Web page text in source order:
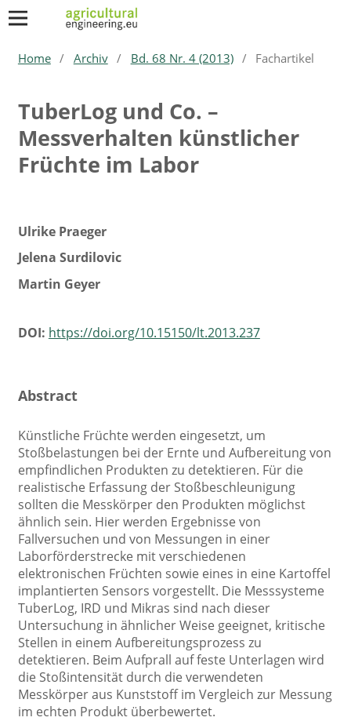
Home / Archiv / Bd. 68 Nr. 4 (2013) / Fachartikel
TuberLog und Co. –
Messverhalten künstlicher
Früchte im Labor
Ulrike Praeger
Jelena Surdilovic
Martin Geyer
DOI: https://doi.org/10.15150/lt.2013.237
Abstract
Künstliche Früchte werden eingesetzt, um
Stoßbelastungen bei der Ernte und Aufbereitung von
empfindlichen Produkten zu detektieren. Für die
realistische Erfassung der Stoßbeschleunigung
sollten die Messkörper den Produkten möglichst
ähnlich sein. Hier werden Ergebnisse von
Fallversuchen und von Messungen in einer
Laborförderstrecke mit verschiedenen
elektronischen Früchten sowie eines in eine Kartoffel
implantierten Sensors vorgestellt. Die Messsysteme
TuberLog, IRD und Mikras sind nach dieser
Untersuchung in ähnlicher Weise geeignet, kritische
Stellen in einem Aufbereitungsprozess zu
detektieren. Beim Aufprall auf feste Unterlagen wird
die Stoßintensität durch die verwendeten
Messkörper aus Kunststoff im Vergleich zur Messung
im echten Produkt überbewertet.